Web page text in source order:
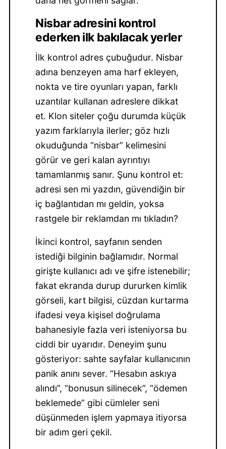
Nisbar adresini kontrol
ederken ilk bakılacak yerler
İlk kontrol adres çubuğudur. Nisbar
adına benzeyen ama harf ekleyen,
nokta ve tire oyunları yapan, farklı
uzantılar kullanan adreslere dikkat
et. Klon siteler çoğu durumda küçük
yazım farklarıyla ilerler; göz hızlı
okuduğunda “nisbar” kelimesini
görür ve geri kalan ayrıntıyı
tamamlanmış sanır. Şunu kontrol et:
adresi sen mi yazdın, güvendiğin bir
iç bağlantıdan mı geldin, yoksa
rastgele bir reklamdan mı tıkladın?
İkinci kontrol, sayfanın senden
istediği bilginin bağlamıdır. Normal
girişte kullanıcı adı ve şifre istenebilir;
fakat ekranda durup dururken kimlik
görseli, kart bilgisi, cüzdan kurtarma
ifadesi veya kişisel doğrulama
bahanesiyle fazla veri isteniyorsa bu
ciddi bir uyarıdır. Deneyim şunu
gösteriyor: sahte sayfalar kullanıcının
panik anını sever. “Hesabın askıya
alındı”, “bonusun silinecek”, “ödemen
beklemede” gibi cümleler seni
düşünmeden işlem yapmaya itiyorsa
bir adım geri çekil.